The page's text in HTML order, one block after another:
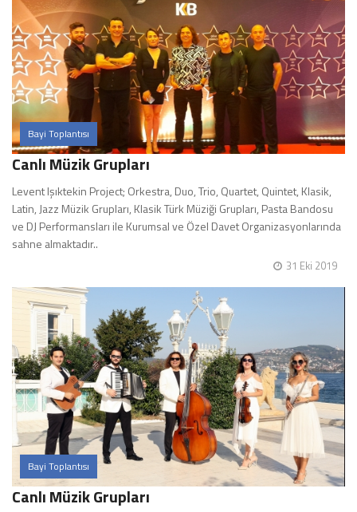
Bayi Toplantısı
Canlı Müzik Grupları
Levent Işıktekin Project; Orkestra, Duo, Trio, Quartet, Quintet, Klasik,
Latin, Jazz Müzik Grupları, Klasik Türk Müziği Grupları, Pasta Bandosu
ve DJ Performansları ile Kurumsal ve Özel Davet Organizasyonlarında
sahne almaktadır..
31 Eki 2019
Bayi Toplantısı
Canlı Müzik Grupları